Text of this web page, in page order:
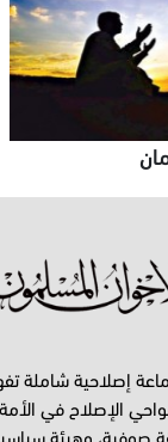
إصلاحية شاملة
الإصلاح في
صوفية، وهيئة